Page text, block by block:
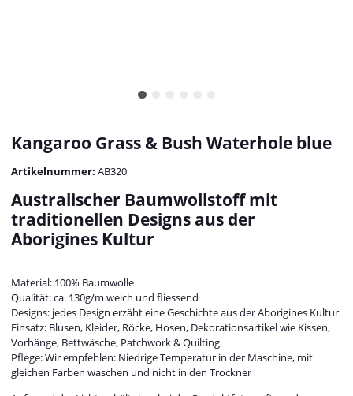
Kangaroo Grass & Bush Waterhole blue
Artikelnummer: AB320
Australischer Baumwollstoff mit
traditionellen Designs aus der
Aborigines Kultur
Material: 100% Baumwolle
Qualität: ca. 130g/m weich und fliessend
Designs: jedes Design erzäht eine Geschichte aus der Aborigines Kultur
Einsatz: Blusen, Kleider, Röcke, Hosen, Dekorationsartikel wie Kissen,
Vorhänge, Bettwäsche, Patchwork & Quilting
Pflege: Wir empfehlen: Niedrige Temperatur in der Maschine, mit
gleichen Farben waschen und nicht in den Trockner